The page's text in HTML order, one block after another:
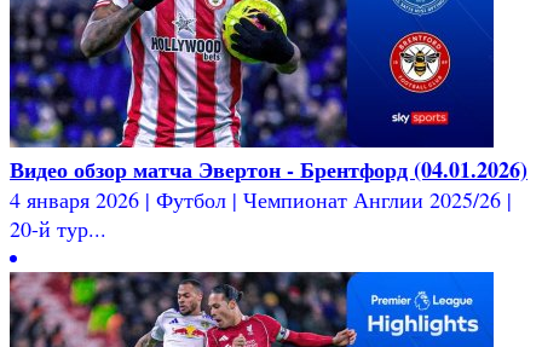
Видео обзор матча Эвертон - Брентфорд (04.01.2026)
4 января 2026 | Футбол | Чемпионат Англии 2025/26 |
20-й тур...